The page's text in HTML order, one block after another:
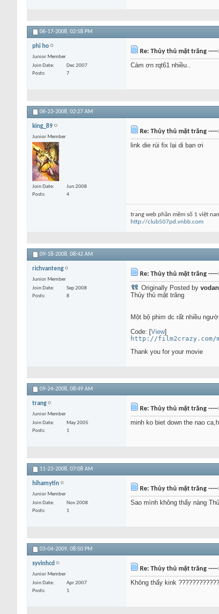
06-17-2008, 02:58 PM
phi ho
Junior Member
Join Date
Dec 2007
Posts
7
Re: Thủy thủ mặt trăng
Cám ơn rqt61 nhiều..
06-23-2008, 02:27 AM
king_89
Junior Member
Join Date
Jun 2008
Posts
4
Re: Thủy thủ mặt trăng
link die rùi fix lại di bạn ơi
trang web phần mềm số 1 việt
http://club507pd.vnbb.com
09-18-2008, 08:42 AM
richvanteng
Junior Member
Join Date
Sep 2008
Posts
8
Re: Thủy thủ mặt trăng
Originally Posted by
Thủy thủ mặt trăng
Một bộ phim dc rất nhiều
Code: [View]
http://film2crazy.com/
Thank you for your movie
09-24-2008, 08:49 AM
trang
Junior Member
Join Date
May 2005
Posts
1
Re: Thủy thủ mặt trăng
minh ko biet down the nao
11-23-2008, 07:08 AM
hihamytin
Junior Member
Join Date
Nov 2008
Posts
1
Re: Thủy thủ mặt trăng
Sao mình không thấy nàng
03-04-2009, 08:50 PM
syvinhcd
Junior Member
Join Date
Apr 2007
Posts
1
Re: Thủy thủ mặt trăng
Không thấy kink